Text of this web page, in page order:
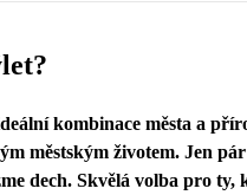
kombinace města a
městským životem. Jen
dech. Skvělá volba pro